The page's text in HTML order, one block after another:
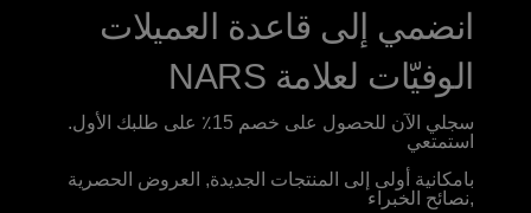
انضمي إلى قاعدة العميلات
الوفيّات لعلامة NARS
سجلي الآن للحصول على خصم 15٪ على طلبك الأول.
استمتعي
بامكانية أولى إلى المنتجات الجديدة, العروض الحصرية
,نصائح الخبراء